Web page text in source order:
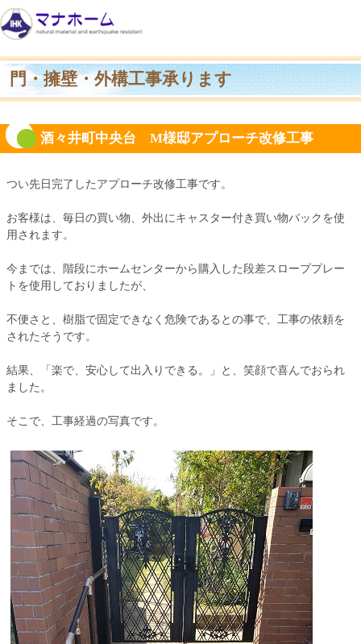
門・擁壁・外構工事承ります
酒々井町中央台 M様邸アプローチ改修工事
つい先日完了したアプローチ改修工事です。
お客様は、毎日の買い物、外出にキャスター付き買い物バックを使
用されます。
今までは、階段にホームセンターから購入した段差スローププレー
トを使用しておりましたが、
不便さと、樹脂で固定できなく危険であるとの事で、工事の依頼を
されたそうです。
結果、「楽で、安心して出入りできる。」と、笑顔で喜んでおられ
ました。
そこで、工事経過の写真です。